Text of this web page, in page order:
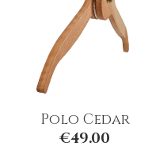
Polo Cedar
€49.00